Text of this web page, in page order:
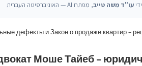
עו"ד משה טייב, מפתח AI — האוניברסיטה העברית
дефекты и Закон о продаже квартир –
Моше Тайеб –